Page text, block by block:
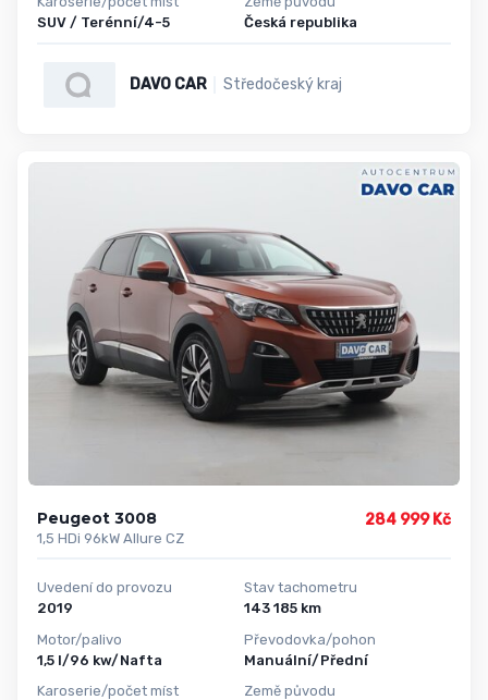
SUV / Terénní/4-5
Česká republika
DAVO CAR Středočeský kraj
Peugeot 3008
1,5 HDi 96kW Allure CZ
284 999 Kč
Uvedení do provozu
2019
Motor/palivo
1,5 l/96 kw/Nafta
Karoserie/počet míst
Stav tachometru
143 185 km
Převodovka/pohon
Manuální/Přední
Země původu